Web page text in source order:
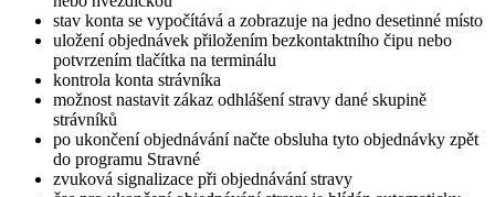
stav konta se vypočítává a zobrazuje na jedno desetinné místo
uložení objednávek přiložením bezkontaktního čipu nebo
potvrzením tlačítka na terminálu
kontrola konta strávníka
možnost nastavit zákaz odhlášení stravy dané skupině
strávníků
po ukončení objednávání načte obsluha tyto objednávky zpět
do programu Stravné
zvuková signalizace při objednávání stravy